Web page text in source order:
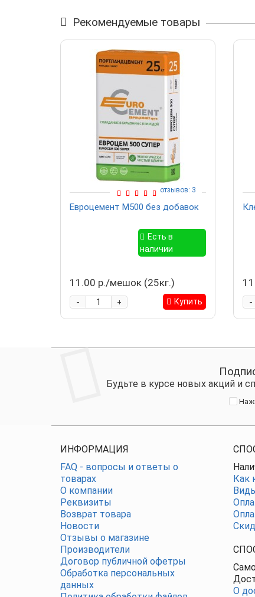
Рекомендуемые товары
Евроцемент М500 без добавок
отзывов: 3
Есть в
наличии
11.00 р./мешок (25кг.)
+
- Купить -
Будьте в курсе новых акций и
ИНФОРМАЦИЯ
FAQ - вопросы и ответы о
товарах
О компании
Реквизиты
Возврат товара
Новости
Отзывы о магазине
Производители
Договор публичной офетры
Обработка персональных
данных
Как
О